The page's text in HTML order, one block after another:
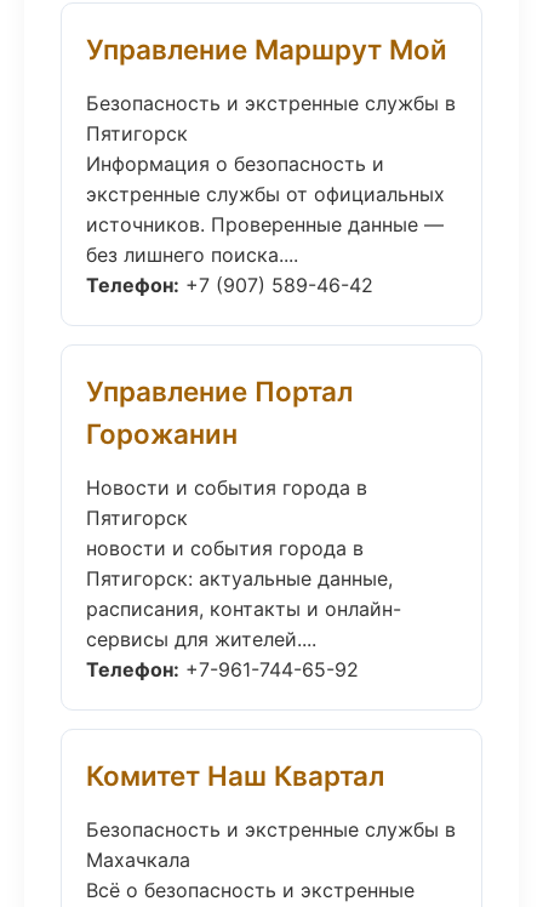
Управление Маршрут Мой
Безопасность и экстренные службы в
Пятигорск
Информация о безопасность и
экстренные службы от официальных
источников. Проверенные данные —
без лишнего поиска....
Телефон: +7 (907) 589-46-42
Управление Портал
Горожанин
Новости и события города в
Пятигорск
новости и события города в
Пятигорск: актуальные данные,
расписания, контакты и онлайн-
сервисы для жителей....
Телефон: +7-961-744-65-92
Комитет Наш Квартал
Безопасность и экстренные службы в
Махачкала
Всё о безопасность и экстренные